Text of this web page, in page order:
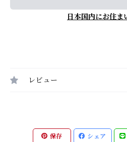
日本国内にお住ま
レビュー
保存 シェア